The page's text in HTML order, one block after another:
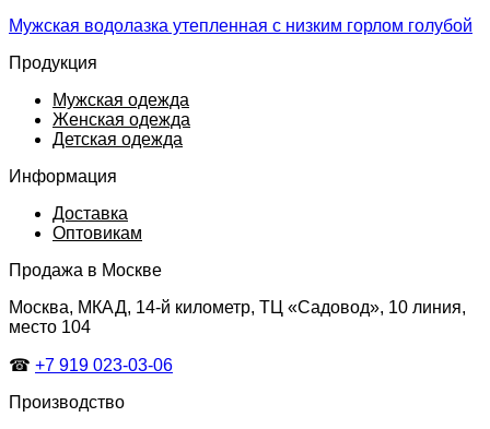
Мужская водолазка утепленная с низким горлом голубой
Продукция
Мужская одежда
Женская одежда
Детская одежда
Информация
Доставка
Оптовикам
Продажа в Москве
Москва, МКАД, 14-й километр, ТЦ «Садовод», 10 линия,
место 104
☎ +7 919 023-03-06
Производство